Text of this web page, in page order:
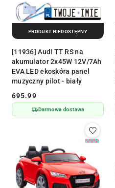
[11936] Audi TT RS na
akumulator 2x45W 12V/7Ah
EVA LED ekoskóra panel
muzyczny pilot - biały
Cena:
695.99
Darmowa dostawa
PRODUKT NIEDOSTĘPNY